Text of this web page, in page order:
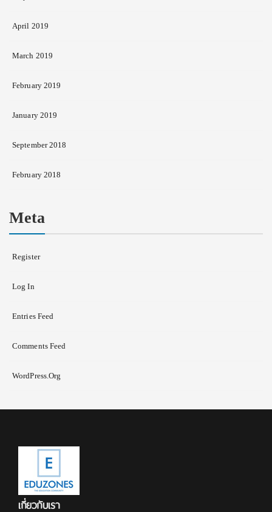
April 2019
March 2019
February 2019
January 2019
September 2018
February 2018
Meta
Register
Log In
Entries Feed
Comments Feed
WordPress.org
เกี่ยวกับเรา